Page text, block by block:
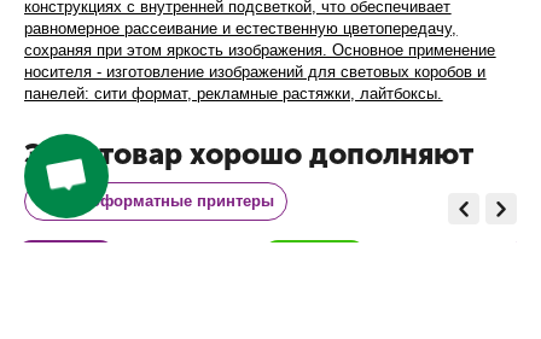
конструкциях с внутренней подсветкой, что обеспечивает
равномерное рассеивание и естественную цветопередачу,
сохраняя при этом яркость изображения. Основное применение
носителя - изготовление изображений для световых коробов и
панелей: сити формат, рекламные растяжки, лайтбоксы.
Этот товар хорошо дополняют
Широкоформатные принтеры